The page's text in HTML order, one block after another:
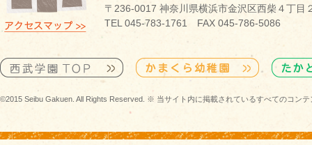
〒236-0017 神奈川県横浜市金沢区西柴４丁
TEL 045-783-1761 FAX 045-786-5086
©2015 Seibu Gakuen. All Rights Reserved. ※ 当サイト内に掲載されているすべてのコン